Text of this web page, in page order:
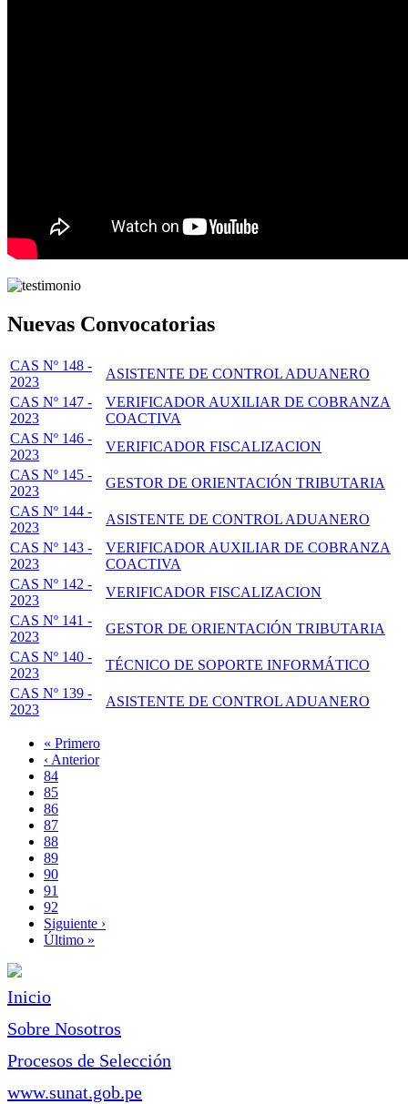
Nuevas Convocatorias
CAS Nº 148 -
2023
ASISTENTE DE CONTROL ADUANERO
CAS Nº 147 -
2023
VERIFICADOR AUXILIAR DE COBRANZA
COACTIVA
CAS Nº 146 -
2023
VERIFICADOR FISCALIZACION
CAS Nº 145 -
2023
GESTOR DE ORIENTACIÓN TRIBUTARIA
CAS Nº 144 -
2023
ASISTENTE DE CONTROL ADUANERO
CAS Nº 143 -
2023
VERIFICADOR AUXILIAR DE COBRANZA
COACTIVA
CAS Nº 142 -
2023
VERIFICADOR FISCALIZACION
CAS Nº 141 -
2023
GESTOR DE ORIENTACIÓN TRIBUTARIA
CAS Nº 140 -
2023
TÉCNICO DE SOPORTE INFORMÁTICO
CAS Nº 139 -
2023
ASISTENTE DE CONTROL ADUANERO
Paginación
Primera
página
« Primero
Página
anterior
‹ Anterior
Page
84
Page
85
Page
86
Page
87
Página
actual
88
Page
89
Page
90
Page
91
Page
92
Siguiente
página
Siguiente ›
Última
Último »
Inicio
Sobre Nosotros
Procesos de Selección
www.sunat.gob.pe